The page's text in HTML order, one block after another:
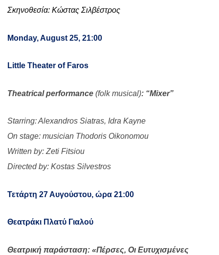
Σκηνοθεσία: Κώστας Σιλβέστρος
Monday, August 25, 21:00
Little Theater of Faros
Theatrical performance (folk musical): “Mixer”
Starring: Alexandros Siatras, Idra Kayne
On stage: musician Thodoris Oikonomou
Written by: Zeti Fitsiou
Directed by: Kostas Silvestros
Τετάρτη 27 Αυγούστου, ώρα 21:00
Θεατράκι Πλατύ Γιαλού
Θεατρική παράσταση: «Πέρσες, Οι Ευτυχισμένες